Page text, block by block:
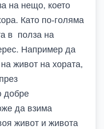
на нещо, което
Като по-голяма
в полза на
Например да
живот на хората,
добре
да взима
живот и живота